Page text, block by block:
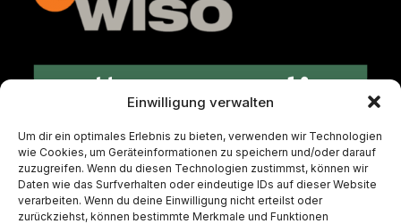
Einwilligung verwalten
Um dir ein optimales Erlebnis zu bieten, verwenden wir Technologien
wie Cookies, um Geräteinformationen zu speichern und/oder darauf
zuzugreifen. Wenn du diesen Technologien zustimmst, können wir
Daten wie das Surfverhalten oder eindeutige IDs auf dieser Website
verarbeiten. Wenn du deine Einwilligung nicht erteilst oder
zurückziehst, können bestimmte Merkmale und Funktionen